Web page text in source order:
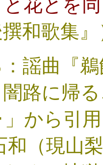
花とを
撰和歌集
：謡曲『
路に帰
」から引
和（現山